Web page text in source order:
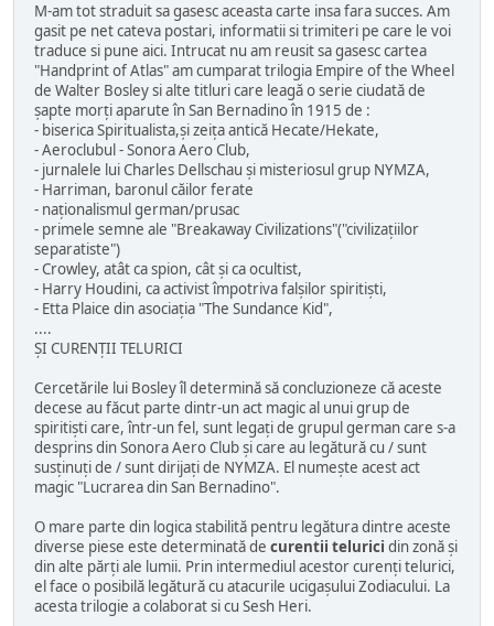
M-am tot straduit sa gasesc aceasta carte insa fara succes. Am
gasit pe net cateva postari, informatii si trimiteri pe care le voi
traduce si pune aici. Intrucat nu am reusit sa gasesc cartea
"Handprint of Atlas" am cumparat trilogia Empire of the Wheel
de Walter Bosley si alte titluri care leagă o serie ciudată de
șapte morți aparute în San Bernadino în 1915 de :
- biserica Spiritualista,și zeița antică Hecate/Hekate,
- Aeroclubul - Sonora Aero Club,
- jurnalele lui Charles Dellschau și misteriosul grup NYMZA,
- Harriman, baronul căilor ferate
- naționalismul german/prusac
- primele semne ale "Breakaway Civilizations"("civilizațiilor
separatiste")
- Crowley, atât ca spion, cât și ca ocultist,
- Harry Houdini, ca activist împotriva falșilor spiritiști,
- Etta Plaice din asociația "The Sundance Kid",
....
ȘI CURENȚII TELURICI
Cercetările lui Bosley îl determină să concluzioneze că aceste
decese au făcut parte dintr-un act magic al unui grup de
spiritiști care, într-un fel, sunt legați de grupul german care s-a
desprins din Sonora Aero Club și care au legătură cu / sunt
susținuți de / sunt dirijați de NYMZA. El numește acest act
magic "Lucrarea din San Bernadino".
O mare parte din logica stabilită pentru legătura dintre aceste
diverse piese este determinată de curentii telurici din zonă și
din alte părți ale lumii. Prin intermediul acestor curenți telurici,
el face o posibilă legătură cu atacurile ucigașului Zodiacului. La
acesta trilogie a colaborat si cu Sesh Heri.